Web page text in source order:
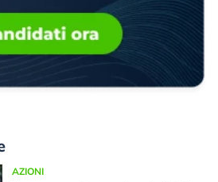
AZIONI